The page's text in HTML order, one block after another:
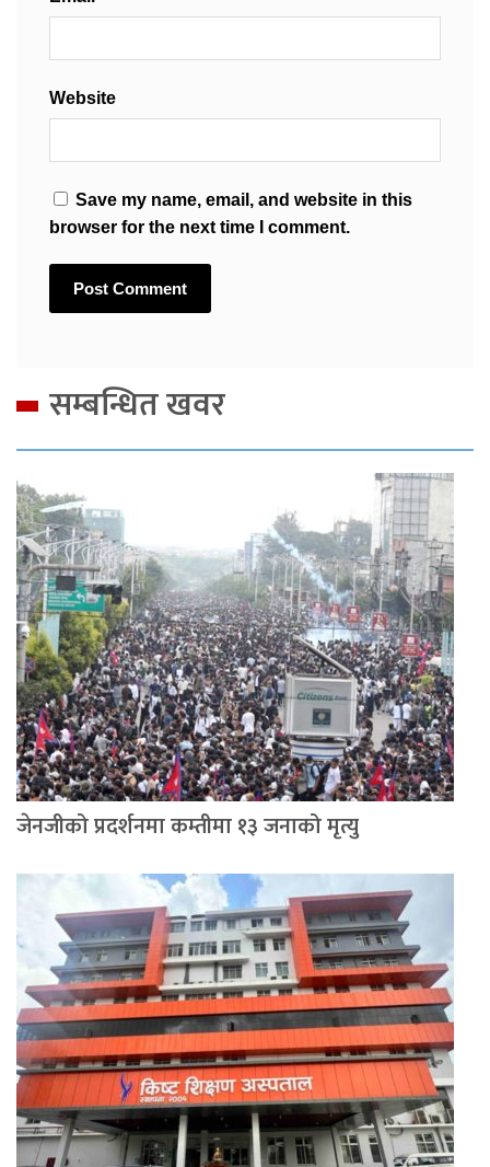
Website
Save my name, email, and website in this
browser for the next time I comment.
सम्बन्धित खवर
जेनजीको प्रदर्शनमा कम्तीमा १३ जनाको मृत्यु